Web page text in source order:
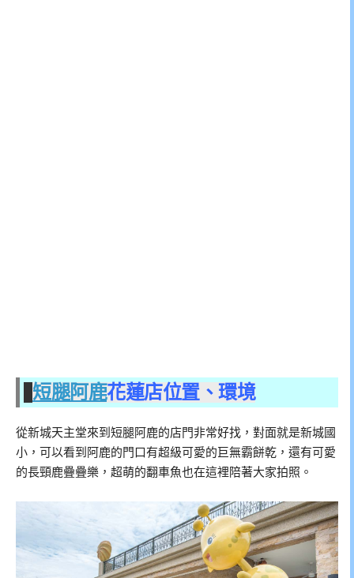
短腿阿鹿花蓮店位置、環境
從新城天主堂來到短腿阿鹿的店門非常好找，對面就是新城國
小，可以看到阿鹿的門口有超級可愛的巨無霸餅乾，還有可愛
的長頸鹿疊疊樂，超萌的翻車魚也在這裡陪著大家拍照。